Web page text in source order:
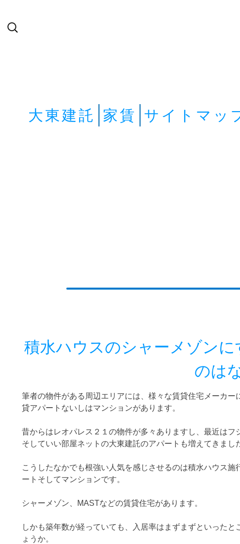
検
索:
大東建託 家賃 サイトマッ
積水ハウスのシャーメゾン
のは
筆者の物件がある周辺エリアには、様々な賃貸住宅メーカー
貸アパートないしはマンションがあります。
昔からはレオパレス２１の物件が多々ありますし、最近はフ
そしていい部屋ネットの大東建託のアパートも増えてきまし
こうしたなかでも根強い人気を感じさせるのは積水ハウス施
ートそしてマンションです。
シャーメゾン、MASTなどの賃貸住宅があります。
しかも築年数が経っていても、入居率はまずまずといったと
ょうか。